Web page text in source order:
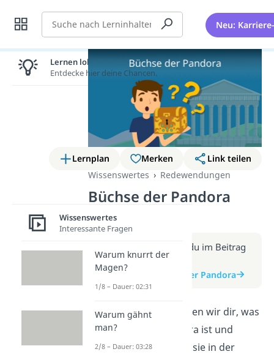
Suche Neu:
Lernplan Merken
Link teilen
Wissenswertes
Redewendungen
Büchse der Pandora
(Video)
Weitere Infos erhältst du im Beitrag
zum Video
zum Beitrag: Büchse der Pandora
In diesem Video erklären wir dir, was
die Büchse der Pandora ist und
welche Auswirkungen sie in der
Lernen lohnt sich!
Entdecke hier deine Chancen.
Wissenswertes
Interessante Fragen
Warum knurrt der
Magen?
1/8 – Dauer: 02:31
Warum gähnt
man?
2/8 – Dauer: 03:28